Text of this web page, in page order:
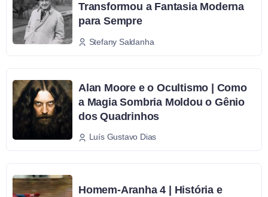
Transformou a Fantasia Moderna
para Sempre
Stefany Saldanha
Alan Moore e o Ocultismo | Como
a Magia Sombria Moldou o Gênio
dos Quadrinhos
Luís Gustavo Dias
Homem-Aranha 4 | História e